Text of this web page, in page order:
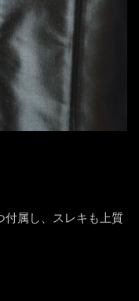
付属し、スレキも上質